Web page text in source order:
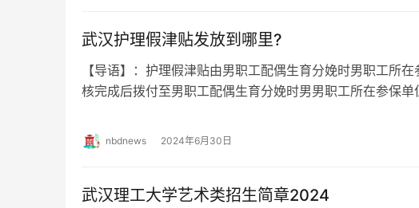
武汉护理假津贴发放到哪里?
【导语】：护理假津贴由男职工配偶生育分娩时男职工所
核完成后拨付至男职工配偶生育分娩时男男职工所在参
nbdnews 2024年6月30日
武汉理工大学艺术类招生简章2024